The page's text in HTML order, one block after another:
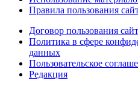
Правила пользования
Договор пользования
Политика в сфере
данных
Пользовательское
Редакция